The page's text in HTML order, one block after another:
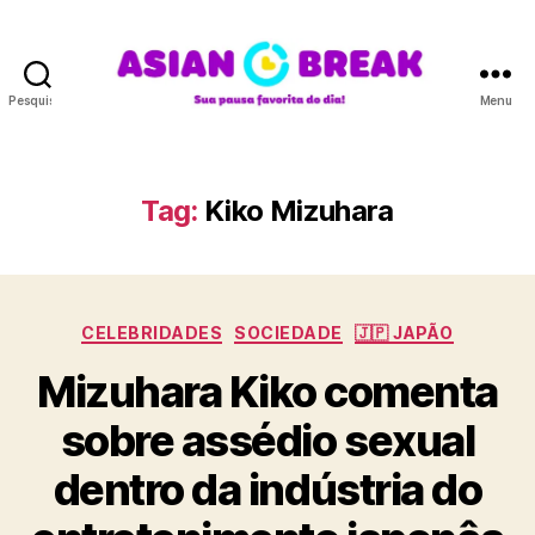
Pesquisar
A
N
R
A
Menu
Tag: Kiko Mizuhara
C
t
e
g
o
r
i
CELEBRIDADES SOCIEDADE 🇯🇵 JAPÃO
Mizuhara Kiko comenta
sobre assédio sexual
dentro da indústria do